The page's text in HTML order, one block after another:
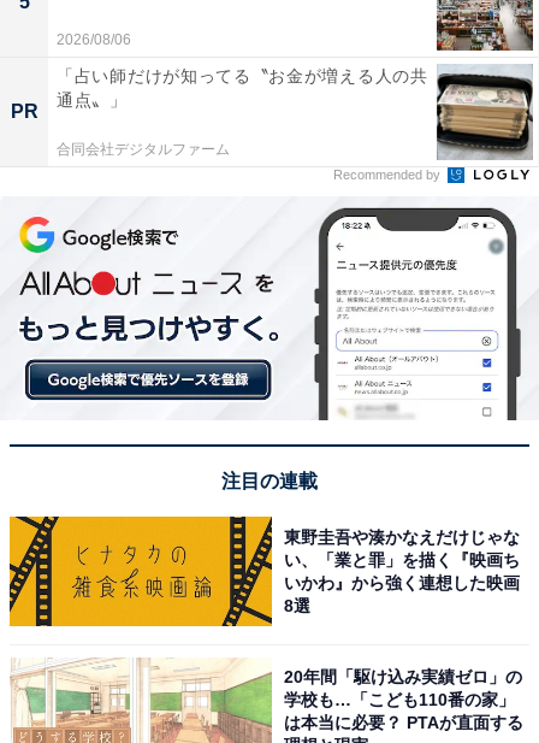
2026/08/06
PR
「占い師だけが知ってる〝お金が増える人の共
通点〟」
合同会社デジタルファーム
Recommended by
注目の連載
東野圭吾や湊かなえだけじゃな
い、「業と罪」を描く『映画ち
いかわ』から強く連想した映画
8選
20年間「駆け込み実績ゼロ」の
学校も…「こども110番の家」
は本当に必要？ PTAが直面する